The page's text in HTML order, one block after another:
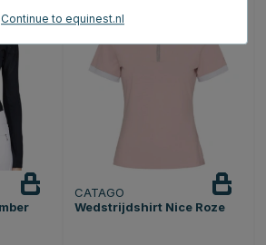
20
CATAGO
Wedstrijdshirt Nice Roze
Continue to equinest.nl